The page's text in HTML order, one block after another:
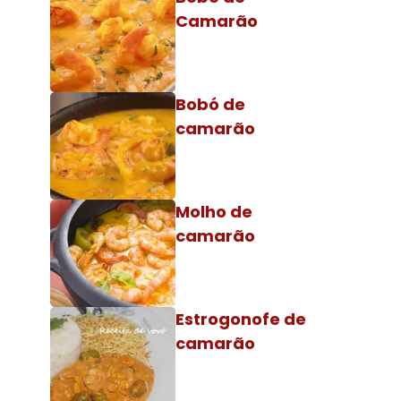
Camarão
Bobó de
camarão
Molho de
camarão
Estrogonofe de
camarão